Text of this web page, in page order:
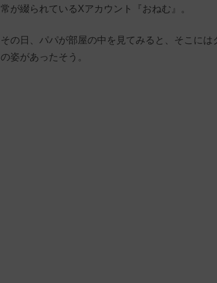
常が綴られているXアカウント『おねむ』。
その日、パパが部屋の中を見てみると、そこに
の姿があったそう。